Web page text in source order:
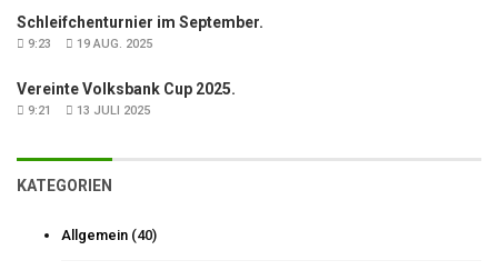
Schleifchenturnier im September.
9:23 19 AUG. 2025
Vereinte Volksbank Cup 2025.
9:21 13 JULI 2025
KATEGORIEN
Allgemein (40)